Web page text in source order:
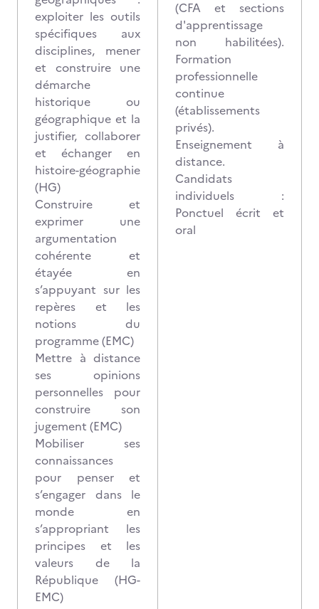
exploiter les outils
spécifiques aux
disciplines, mener
et construire une
démarche
historique ou
géographique et la
justifier, collaborer
et échanger en
histoire-géographie
(HG)
Construire et
exprimer une
argumentation
cohérente et
étayée en
s’appuyant sur les
repères et les
notions du
programme (EMC)
Mettre à distance
ses opinions
personnelles pour
construire son
jugement (EMC)
Mobiliser ses
connaissances
pour penser et
s’engager dans le
monde en
s’appropriant les
principes et les
valeurs de la
République (HG-
EMC)
(CFA et sections
d'apprentissage
non habilitées).
Formation
professionnelle
continue
(établissements
privés).
Enseignement à
distance.
Candidats
individuels :
Ponctuel écrit et
oral